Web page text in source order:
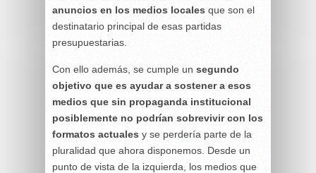
anuncios en los medios locales que son el
destinatario principal de esas partidas
presupuestarias.
Con ello además, se cumple un segundo
objetivo que es ayudar a sostener a esos
medios que sin propaganda institucional
posiblemente no podrían sobrevivir con los
formatos actuales y se perdería parte de la
pluralidad que ahora disponemos. Desde un
punto de vista de la izquierda, los medios que